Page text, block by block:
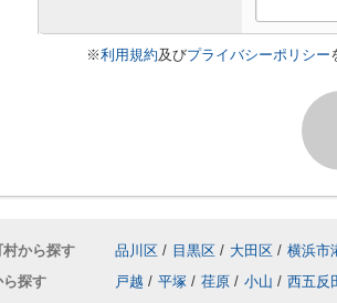
※利用規約及びプライバシーポリシー
村から探す 品川区 / 目黒区 / 大田区 / 横浜市
ら探す
戸越 / 平塚 / 荏原 / 小山 / 西五反